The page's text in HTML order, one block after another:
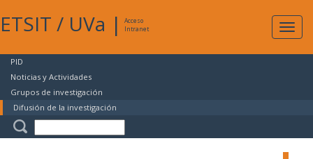
ETSIT / UVa |
Acceso
Intranet
PID
Noticias y Actividades
Grupos de investigación
Difusión de la investigación